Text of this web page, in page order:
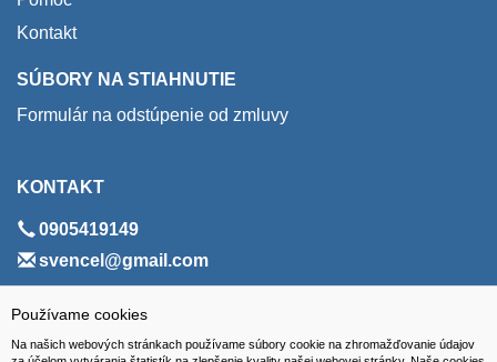
Používame cookies
Na našich webových stránkach používame súbory cookie na zhromažďovanie údajov
Kontakt
SÚBORY NA STIAHNUTIE
Formulár na odstúpenie od zmluvy
KONTAKT
0905419149
svencel@gmail.com
ADRESA
VEST - tech s.r.o.